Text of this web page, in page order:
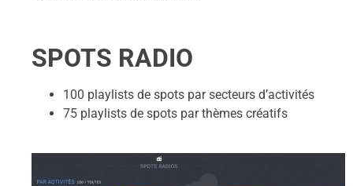
SPOTS RADIO
100 playlists de spots par secteurs d’activités
75 playlists de spots par thèmes créatifs